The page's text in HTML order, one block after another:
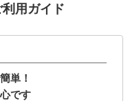
用ガイド
単！
です